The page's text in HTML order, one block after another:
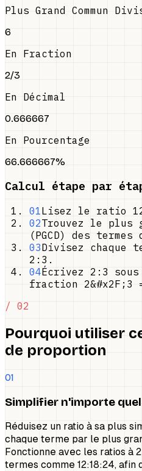
Plus Grand Commun
6
En Fraction
2/3
En Décimal
0.666667
En Pourcentage
66.666667%
Calcul étape par
01Lisez le ratio
02Trouvez le plus
(PGCD) des
03Divisez chaque
2:3.
04Écrivez 2:3
fraction 2&#x2F;3
/ 02
Pourquoi utiliser
de proportion
01
Simplifier n'importe
Réduisez un ratio à sa plus
chaque terme par le plus
Fonctionne avec les ratios à
termes comme 12:18:24,